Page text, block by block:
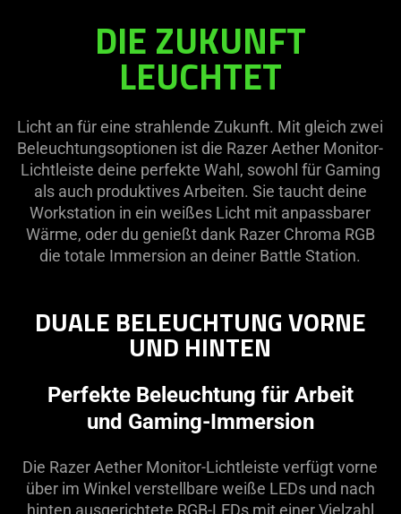
DIE ZUKUNFT
LEUCHTET
Licht an für eine strahlende Zukunft. Mit gleich zwei
Beleuchtungsoptionen ist die Razer Aether Monitor-
Lichtleiste deine perfekte Wahl, sowohl für Gaming
als auch produktives Arbeiten. Sie taucht deine
Workstation in ein weißes Licht mit anpassbarer
Wärme, oder du genießt dank Razer Chroma RGB
die totale Immersion an deiner Battle Station.
DUALE BELEUCHTUNG VORNE
UND HINTEN
Perfekte Beleuchtung für Arbeit
und Gaming-Immersion
Die Razer Aether Monitor-Lichtleiste verfügt vorne
über im Winkel verstellbare weiße LEDs und nach